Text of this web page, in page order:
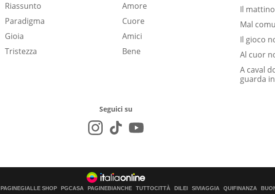
Riassunto
Paradigma
Gioia
Tristezza
Amore
Cuore
Amici
Bene
Il
Mal
Il gioco
Al cuor
A caval
guarda
Seguici su
PAGINEGIALLE SHOP PGCASA PAGINEBIANCHE TUTTOCITTÀ DILEI SIVIAGGIA QUIFINANZA